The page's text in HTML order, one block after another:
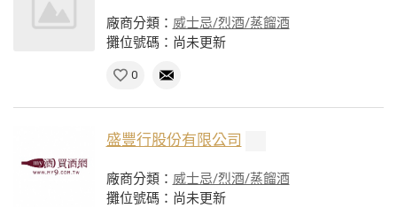
廠商分類： 威士忌/烈酒/蒸餾酒
攤位號碼：尚未更新
0
盛豐行股份有限公司
廠商分類： 威士忌/烈酒/蒸餾酒
攤位號碼：尚未更新